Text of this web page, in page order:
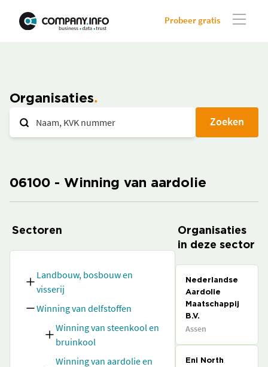
Probeer gratis
Organisaties
Zoeken
06100 - Winning van aardolie
Sectoren
Landbouw, bosbouw en
visserij
Winning van delfstoffen
Winning van steenkool en
bruinkool
Winning van aardolie en
Organisaties
in deze sector
Nederlandse
Aardolie
Maatschappij
B.V.
Assen
Eni North